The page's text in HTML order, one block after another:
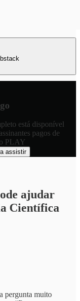
está disponível
pagos de
PLAY
assistir
ajudar
Científica
pergunta muito